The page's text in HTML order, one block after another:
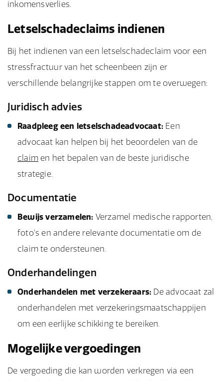
inkomensverlies.
Letselschadeclaims indienen
Bij het indienen van een letselschadeclaim voor een
stressfractuur van het scheenbeen zijn er
verschillende belangrijke stappen om te overwegen:
Juridisch advies
Raadpleeg een letselschadeadvocaat: Een
advocaat kan helpen bij het beoordelen van de
claim en het bepalen van de beste juridische
strategie.
Documentatie
Bewijs verzamelen: Verzamel medische rapporten,
foto's en andere relevante documentatie om de
claim te ondersteunen.
Onderhandelingen
Onderhandelen met verzekeraars: De advocaat zal
onderhandelen met verzekeringsmaatschappijen
om een eerlijke schikking te bereiken.
Mogelijke vergoedingen
De vergoeding die kan worden verkregen via een